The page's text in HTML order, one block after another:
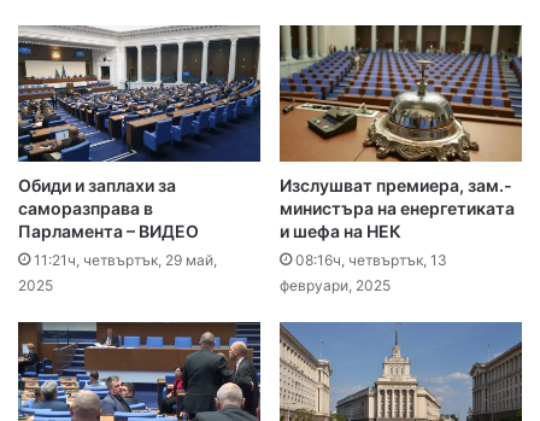
Обиди и заплахи за
саморазправа в
Парламента – ВИДЕО
11:21ч, четвъртък, 29 май,
2025
Изслушват премиера, зам.-
министъра на енергетиката
и шефа на НЕК
08:16ч, четвъртък, 13
февруари, 2025